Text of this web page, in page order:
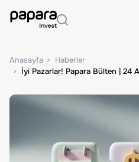
Anasayfa
Haberler
İyi Pazarlar! Papara Bülten | 24